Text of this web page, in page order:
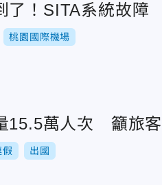
了！SITA系統故
桃園國際機場
15.5萬人次 籲旅
假 出國